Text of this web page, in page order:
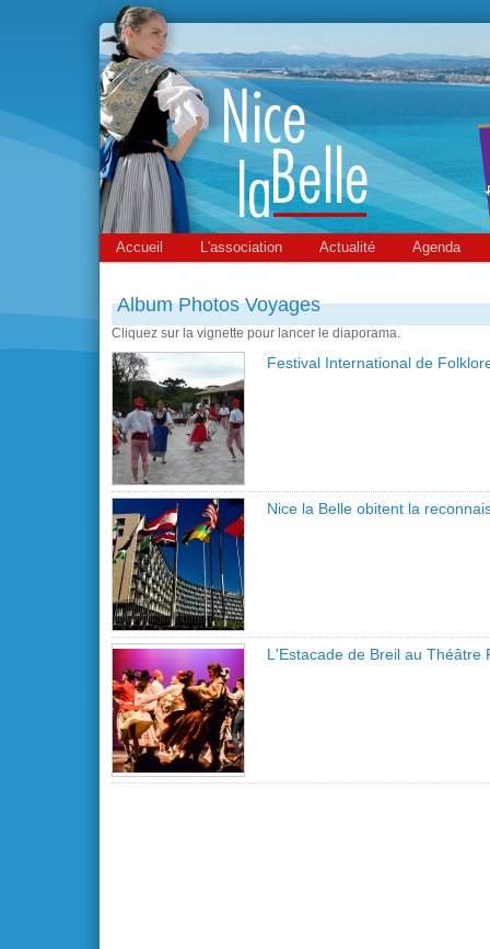
Accueil L'association Actualité Agenda
Album Photos Voyages
Cliquez sur la vignette pour lancer le diaporama.
Festival International de
Nice la Belle obitent la
L'Estacade de Breil au Théâtre